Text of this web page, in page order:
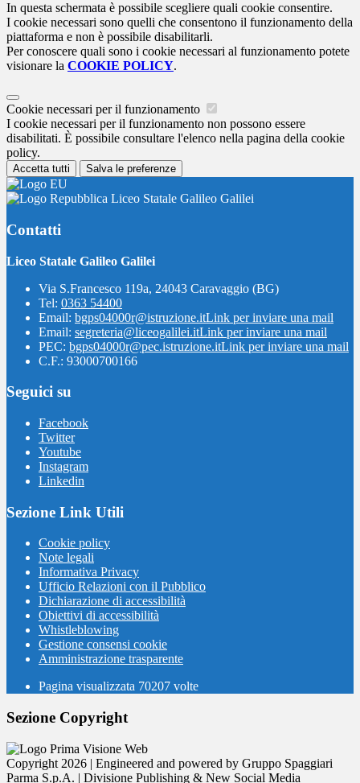
In questa schermata è possibile scegliere quali cookie consentire.
I cookie necessari sono quelli che consentono il funzionamento della
piattaforma e non è possibile disabilitarli.
Per conoscere quali sono i cookie necessari al funzionamento potete
visionare la COOKIE POLICY.
Cookie necessari per il funzionamento
I cookie necessari per il funzionamento non possono essere
disabilitati. È possibile consultare l'elenco nella pagina della cookie
policy.
Accetta tutti Salva le preferenze
Liceo Statale Galileo Galilei
Contatti
Liceo Statale Galileo Galilei
Via S.Francesco 119a, 24043 Caravaggio (BG)
Tel: 0363 54400
Email: bgps04000r@istruzione.itLink per inviare una mail
Email: segreteria@liceogalilei.itLink per inviare una mail
PEC: bgps04000r@pec.istruzione.itLink per inviare una mail
C.F.: 93000700166
Seguici su
Facebook
Twitter
Youtube
Instagram
Linkedin
Sezione Link Utili
Cookie policy
Note legali
Informativa Privacy
Ufficio Relazioni con il Pubblico
Dichiarazione di accessibilità
Obiettivi di accessibilità
Whistleblowing
Gestione consensi cookie
Amministrazione trasparente
Pagina visualizzata 70207 volte
Sezione Copyright
Copyright 2026 | Engineered and powered by Gruppo Spaggiari
Parma S.p.A. | Divisione Publishing & New Social Media